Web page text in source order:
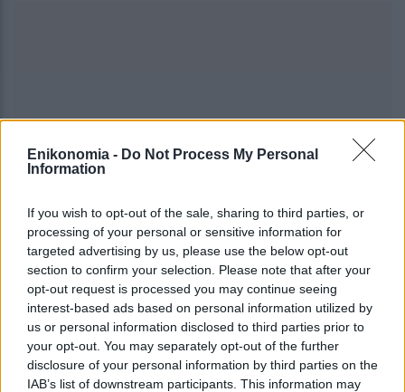
Enikonomia - Do Not Process My Personal
Information
If you wish to opt-out of the sale, sharing to third parties, or
processing of your personal or sensitive information for
targeted advertising by us, please use the below opt-out
section to confirm your selection. Please note that after your
opt-out request is processed you may continue seeing
interest-based ads based on personal information utilized by
us or personal information disclosed to third parties prior to
your opt-out. You may separately opt-out of the further
disclosure of your personal information by third parties on the
IAB’s list of downstream participants. This information may
share